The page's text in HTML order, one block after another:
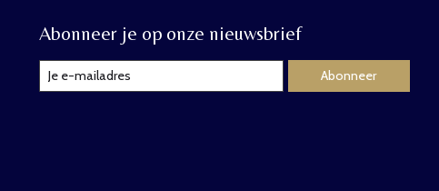
Abonneer je op onze nieuwsbrief
Abonneer